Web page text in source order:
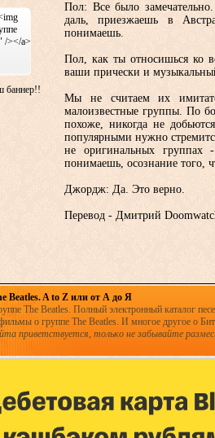
Пол: Все было
даль, приезжаешь в
понимаешь.
Пол, как ты относишься ко
ваши прически и
Мы не считаем их
малоизвестные группы. По
похоже, никогда не
популярными нужно
не оригинальных группах
понимаешь, осознание того,
Джордж: Да. Это верно.
Перевод - Дмитрий
/></a>
баннер!!
Beatles. A to Z или от А до Я
The Beatles. Полный электронный каталог
о группе The Beatles. И многое другое о
приветствуется, только не забывайте